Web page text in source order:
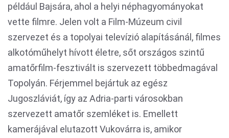
például Bajsára, ahol a helyi néphagyományokat
vette filmre. Jelen volt a Film-Múzeum civil
szervezet és a topolyai televízió alapításánál, filmes
alkotóműhelyt hívott életre, sőt országos szintű
amatőrfilm-fesztivált is szervezett többedmagával
Topolyán. Férjemmel bejártuk az egész
Jugoszláviát, így az Adria-parti városokban
szervezett amatőr szemléket is. Emellett
kamerájával elutazott Vukovárra is, amikor